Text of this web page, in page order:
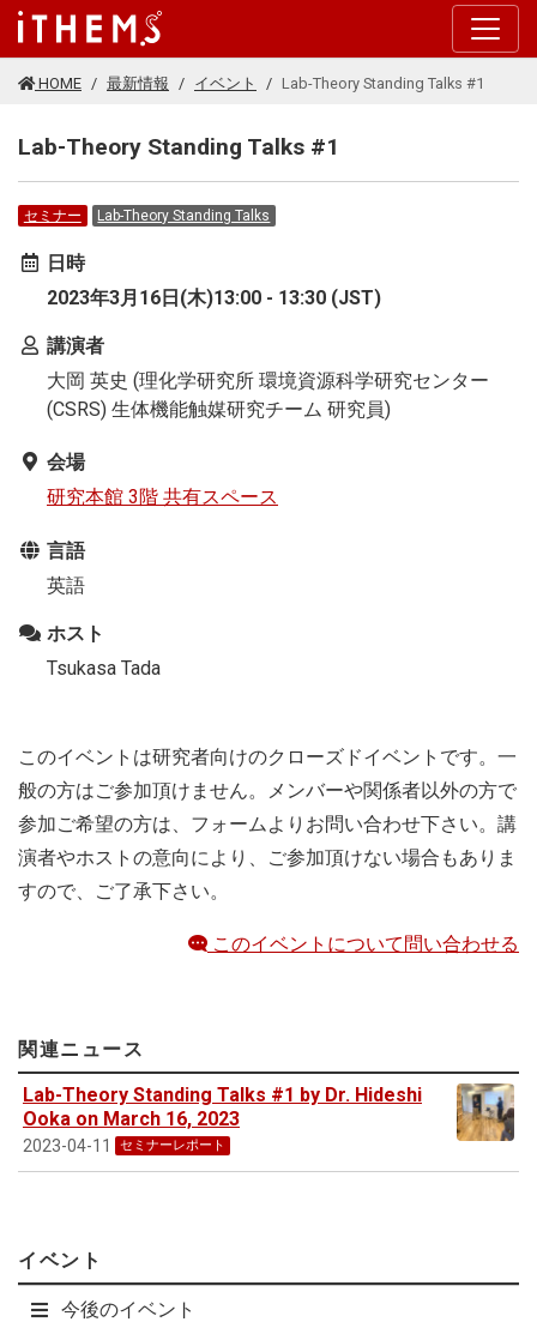
このページの本文に移動する
HOME 最新情報 イベント Lab-Theory Standing Talks #1
Lab-Theory Standing Talks #1
セミナー Lab-Theory Standing Talks
日時
2023年3月16日(木)13:00 - 13:30 (JST)
講演者
大岡 英史 (理化学研究所 環境資源科学研究センター
(CSRS) 生体機能触媒研究チーム 研究員)
会場
研究本館 3階 共有スペース
言語
英語
ホスト
Tsukasa Tada
このイベントは研究者向けのクローズドイベントです。一
般の方はご参加頂けません。メンバーや関係者以外の方で
参加ご希望の方は、フォームよりお問い合わせ下さい。講
演者やホストの意向により、ご参加頂けない場合もありま
すので、ご了承下さい。
このイベントについて問い合わせる
関連ニュース
Lab-Theory Standing Talks #1 by Dr. Hideshi
Ooka on March 16, 2023
2023-04-11 セミナーレポート
イベント
今後のイベント